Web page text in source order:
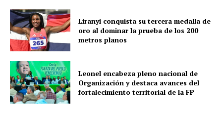
Liranyi conquista su tercera medalla de
oro al dominar la prueba de los 200
metros planos
Leonel encabeza pleno nacional de
Organización y destaca avances del
fortalecimiento territorial de la FP